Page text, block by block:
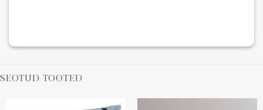
SEOTUD TOOTED